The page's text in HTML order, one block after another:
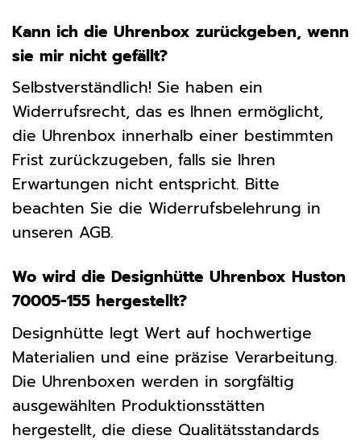
Kann ich die Uhrenbox zurückgeben, wenn
sie mir nicht gefällt?
Selbstverständlich! Sie haben ein
Widerrufsrecht, das es Ihnen ermöglicht,
die Uhrenbox innerhalb einer bestimmten
Frist zurückzugeben, falls sie Ihren
Erwartungen nicht entspricht. Bitte
beachten Sie die Widerrufsbelehrung in
unseren AGB.
Wo wird die Designhütte Uhrenbox Huston
70005-155 hergestellt?
Designhütte legt Wert auf hochwertige
Materialien und eine präzise Verarbeitung.
Die Uhrenboxen werden in sorgfältig
ausgewählten Produktionsstätten
hergestellt, die diese Qualitätsstandards